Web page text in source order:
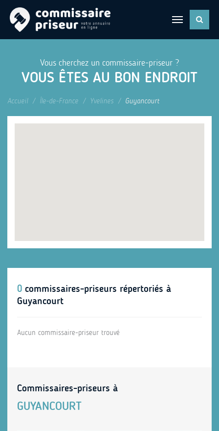
Vous cherchez un commissaire-priseur ?
VOUS ÊTES AU BON ENDROIT
Accueil Île-de-France Yvelines Guyancourt
0 commissaires-priseurs répertoriés à
Guyancourt
Aucun commissaire-priseur trouvé
Commissaires-priseurs à
GUYANCOURT